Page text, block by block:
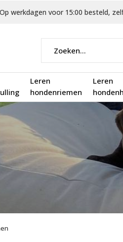
Leren
hondenriemen
Leren
Op werkdagen voor 15:00 besteld, zelfde